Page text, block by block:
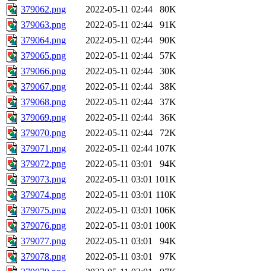
379062.png
2022-05-11 02:44
80K
379063.png
2022-05-11 02:44
91K
379064.png
2022-05-11 02:44
90K
379065.png
2022-05-11 02:44
57K
379066.png
2022-05-11 02:44
30K
379067.png
2022-05-11 02:44
38K
379068.png
2022-05-11 02:44
37K
379069.png
2022-05-11 02:44
36K
379070.png
2022-05-11 02:44
72K
379071.png
2022-05-11 02:44 107K
379072.png
2022-05-11 03:01
94K
379073.png
2022-05-11 03:01 101K
379074.png
2022-05-11 03:01 110K
379075.png
2022-05-11 03:01 106K
379076.png
2022-05-11 03:01 100K
379077.png
2022-05-11 03:01
94K
379078.png
2022-05-11 03:01
97K